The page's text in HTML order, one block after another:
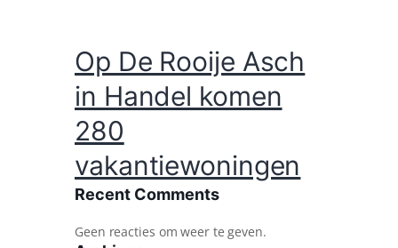
Op De Rooije Asch
in Handel komen
280
vakantiewoningen
Recent Comments
Geen reacties om weer te geven.